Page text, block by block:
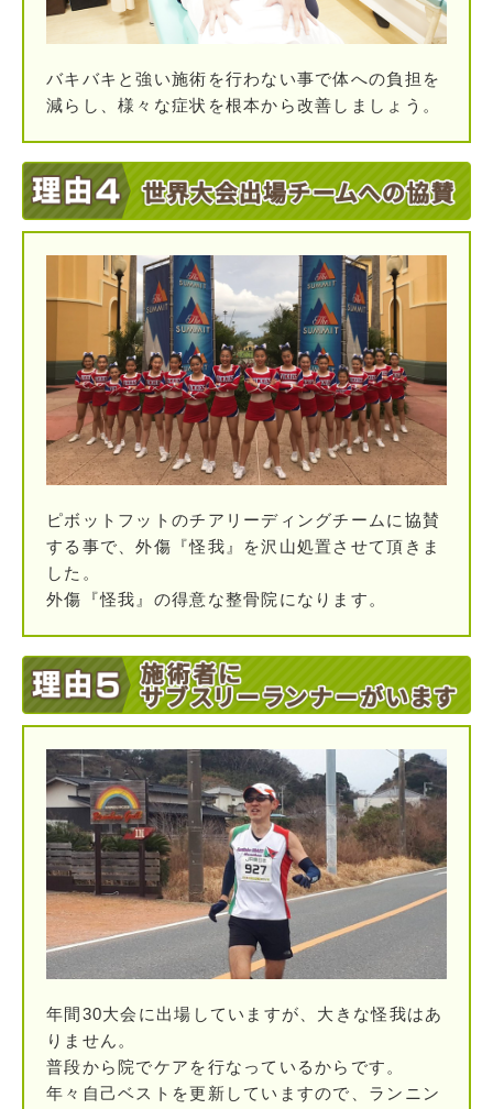
バキバキと強い施術を行わない事で体への負担を
減らし、様々な症状を根本から改善しましょう。
ピボットフットのチアリーディングチームに協賛
する事で、外傷『怪我』を沢山処置させて頂きま
した。
外傷『怪我』の得意な整骨院になります。
年間30大会に出場していますが、大きな怪我はあ
りません。
普段から院でケアを行なっているからです。
年々自己ベストを更新していますので、ランニン